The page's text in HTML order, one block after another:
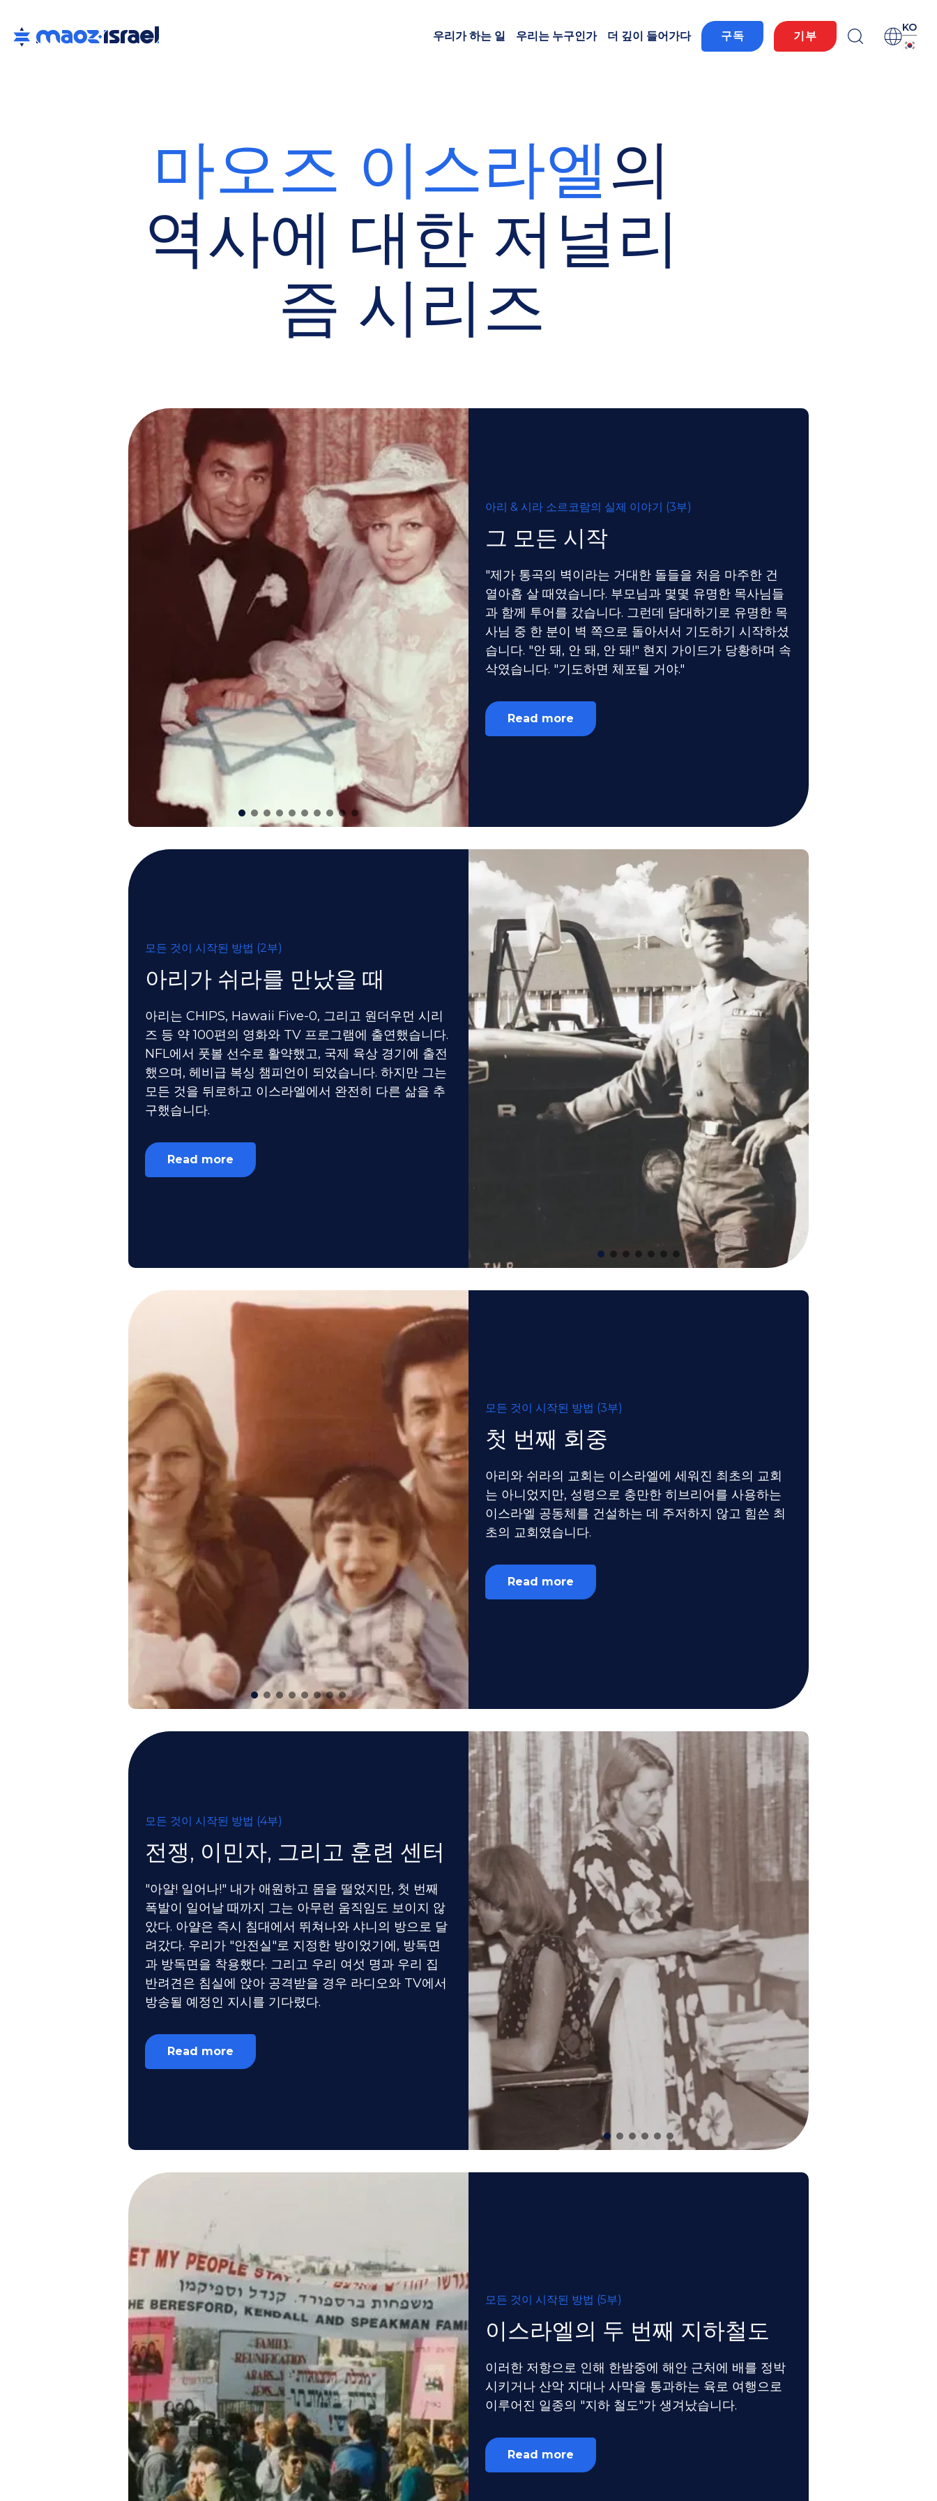
우리가 하는 일 우리는 누구인가 더 깊이 들어가다 구독 기부
KO
마오즈 이스라엘의
역사에 대한 저널리
즘 시리즈
아리 & 시라 소르코람의 실제 이야기 (3부)
그 모든 시작
"제가 통곡의 벽이라는 거대한 돌들을 처음 마주한 건
열아홉 살 때였습니다. 부모님과 몇몇 유명한 목사님들
과 함께 투어를 갔습니다. 그런데 담대하기로 유명한 목
사님 중 한 분이 벽 쪽으로 돌아서서 기도하기 시작하셨
습니다. "안 돼, 안 돼, 안 돼!" 현지 가이드가 당황하며 속
삭였습니다. "기도하면 체포될 거야."
Read more
모든 것이 시작된 방법 (2부)
아리가 쉬라를 만났을 때
아리는 CHIPS, Hawaii Five-0, 그리고 원더우먼 시리
즈 등 약 100편의 영화와 TV 프로그램에 출연했습니다.
NFL에서 풋볼 선수로 활약했고, 국제 육상 경기에 출전
했으며, 헤비급 복싱 챔피언이 되었습니다. 하지만 그는
모든 것을 뒤로하고 이스라엘에서 완전히 다른 삶을 추
구했습니다.
Read more
모든 것이 시작된 방법 (3부)
첫 번째 회중
아리와 쉬라의 교회는 이스라엘에 세워진 최초의 교회
는 아니었지만, 성령으로 충만한 히브리어를 사용하는
이스라엘 공동체를 건설하는 데 주저하지 않고 힘쓴 최
초의 교회였습니다.
Read more
모든 것이 시작된 방법 (4부)
전쟁, 이민자, 그리고 훈련 센터
"아얄! 일어나!" 내가 애원하고 몸을 떨었지만, 첫 번째
폭발이 일어날 때까지 그는 아무런 움직임도 보이지 않
았다. 아얄은 즉시 침대에서 뛰쳐나와 샤니의 방으로 달
려갔다. 우리가 "안전실"로 지정한 방이었기에, 방독면
과 방독면을 착용했다. 그리고 우리 여섯 명과 우리 집
반려견은 침실에 앉아 공격받을 경우 라디오와 TV에서
방송될 예정인 지시를 기다렸다.
Read more
모든 것이 시작된 방법 (5부)
이스라엘의 두 번째 지하철도
이러한 저항으로 인해 한밤중에 해안 근처에 배를 정박
시키거나 산악 지대나 사막을 통과하는 육로 여행으로
이루어진 일종의 "지하 철도"가 생겨났습니다.
Read more